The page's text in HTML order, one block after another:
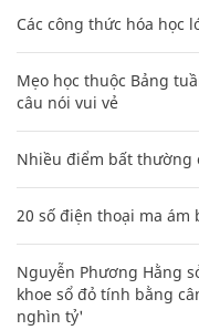
Các công thức hóa học
Mẹo học thuộc Bảng
câu nói vui vẻ
Nhiều điểm bất thường
20 số điện thoại ma
Nguyễn Phương Hằng
khoe sổ đỏ tính bằng
nghìn tỷ'